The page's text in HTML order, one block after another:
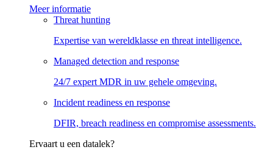
Meer informatie
Threat hunting
Expertise van wereldklasse en threat intelligence.
Managed detection and response
24/7 expert MDR in uw gehele omgeving.
Incident readiness en response
DFIR, breach readiness en compromise assessments.
Ervaart u een datalek?